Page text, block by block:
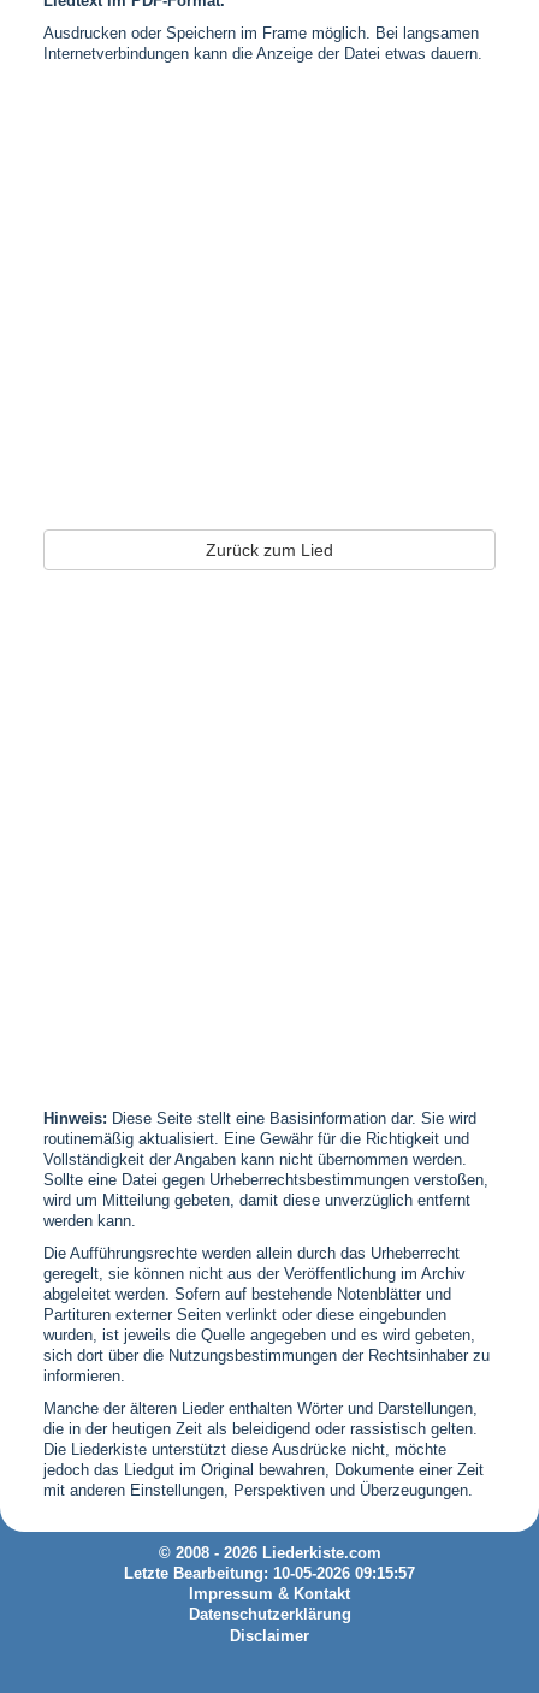
Ausdrucken oder Speichern im Frame möglich. Bei langsamen
Internetverbindungen kann die Anzeige der Datei etwas dauern.
Zurück zum Lied
Hinweis: Diese Seite stellt eine Basisinformation dar. Sie wird
routinemäßig aktualisiert. Eine Gewähr für die Richtigkeit und
Vollständigkeit der Angaben kann nicht übernommen werden.
Sollte eine Datei gegen Urheberrechtsbestimmungen verstoßen,
wird um Mitteilung gebeten, damit diese unverzüglich entfernt
werden kann.
Die Aufführungsrechte werden allein durch das Urheberrecht
geregelt, sie können nicht aus der Veröffentlichung im Archiv
abgeleitet werden. Sofern auf bestehende Notenblätter und
Partituren externer Seiten verlinkt oder diese eingebunden
wurden, ist jeweils die Quelle angegeben und es wird gebeten,
sich dort über die Nutzungsbestimmungen der Rechtsinhaber zu
informieren.
Manche der älteren Lieder enthalten Wörter und Darstellungen,
die in der heutigen Zeit als beleidigend oder rassistisch gelten.
Die Liederkiste unterstützt diese Ausdrücke nicht, möchte
jedoch das Liedgut im Original bewahren, Dokumente einer Zeit
mit anderen Einstellungen, Perspektiven und Überzeugungen.
© 2008 - 2026 Liederkiste.com
Letzte Bearbeitung: 10-05-2026 09:15:57
Impressum & Kontakt
Datenschutzerklärung
Disclaimer